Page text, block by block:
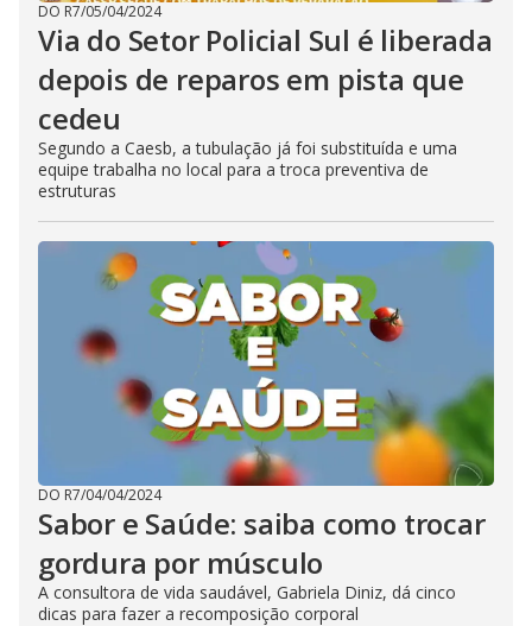
DO R7/05/04/2024
Via do Setor Policial Sul é liberada
depois de reparos em pista que
cedeu
Segundo a Caesb, a tubulação já foi substituída e uma
equipe trabalha no local para a troca preventiva de
estruturas
DO R7/04/04/2024
Sabor e Saúde: saiba como trocar
gordura por músculo
A consultora de vida saudável, Gabriela Diniz, dá cinco
dicas para fazer a recomposição corporal